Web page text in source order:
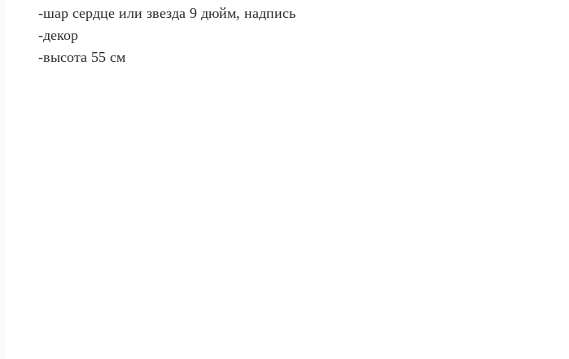
-шар сердце или звезда 9 дюйм, надпись
-декор
-высота 55 см